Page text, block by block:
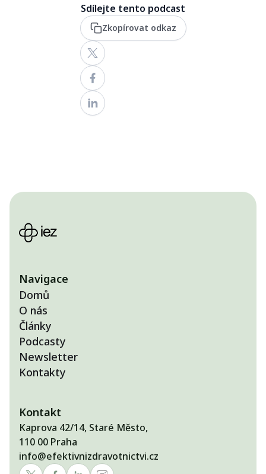
Sdílejte tento podcast
Zkopírovat odkaz
Navigace
Domů
O nás
Články
Podcasty
Newsletter
Kontakty
Kontakt
Kaprova 42/14, Staré Město,
110 00 Praha
info@efektivnizdravotnictvi.cz